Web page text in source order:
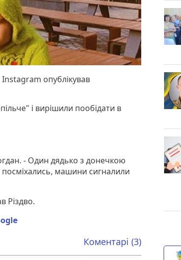
опублікував
і вирішили пообідати в
- Один дядько з донечкою
машини сигналили
Різдво.
Коментарі (3)